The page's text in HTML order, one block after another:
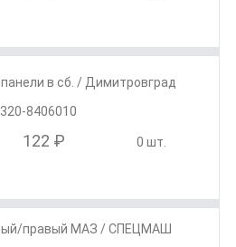
в сб. / Димитровград
8406010
122 ₽ 0 шт.
правый МАЗ / СПЕЦМАШ